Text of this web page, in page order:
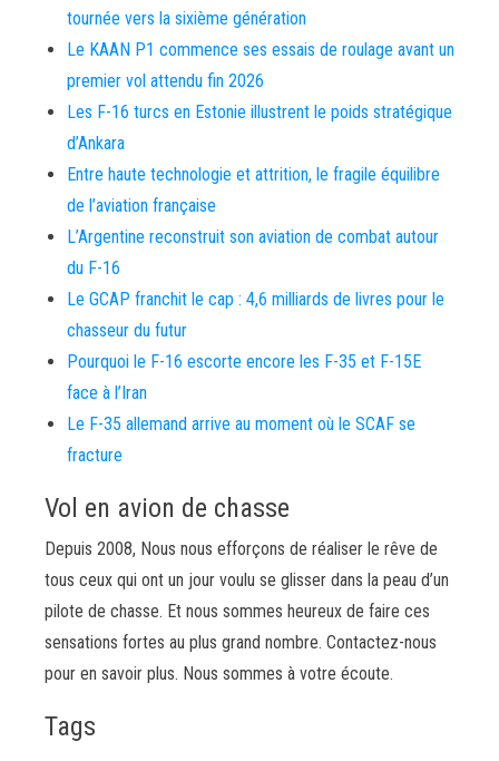
tournée vers la sixième génération
Le KAAN P1 commence ses essais de roulage avant un
premier vol attendu fin 2026
Les F-16 turcs en Estonie illustrent le poids stratégique
d’Ankara
Entre haute technologie et attrition, le fragile équilibre
de l’aviation française
L’Argentine reconstruit son aviation de combat autour
du F-16
Le GCAP franchit le cap : 4,6 milliards de livres pour le
chasseur du futur
Pourquoi le F-16 escorte encore les F-35 et F-15E
face à l’Iran
Le F-35 allemand arrive au moment où le SCAF se
fracture
Vol en avion de chasse
Depuis 2008, Nous nous efforçons de réaliser le rêve de
tous ceux qui ont un jour voulu se glisser dans la peau d’un
pilote de chasse. Et nous sommes heureux de faire ces
sensations fortes au plus grand nombre. Contactez-nous
pour en savoir plus. Nous sommes à votre écoute.
Tags